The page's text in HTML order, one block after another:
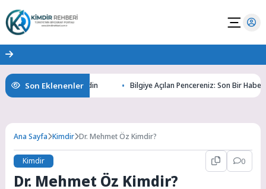
Son Eklenenler
Gizemlerini Keşfedin Bilgiye Açılan Pencereniz: Son Bir Haber ile
Ana Sayfa Kimdir Dr. Mehmet Öz Kimdir?
Kimdir 0
Dr. Mehmet Öz Kimdir?